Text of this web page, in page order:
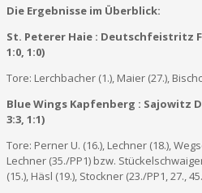
Die Ergebnisse im Überblick:
St. Peterer Haie : Deutschfeistritz
1:0, 1:0)
Tore: Lerchbacher (1.), Maier (27.),
Blue Wings Kapfenberg : Sajowitz
3:3, 1:1)
Tore: Perner U. (16.), Lechner (18.),
Lechner (35./PP1) bzw.
(15.), Häsl (19.), Stockner (23./PP1, 27.,